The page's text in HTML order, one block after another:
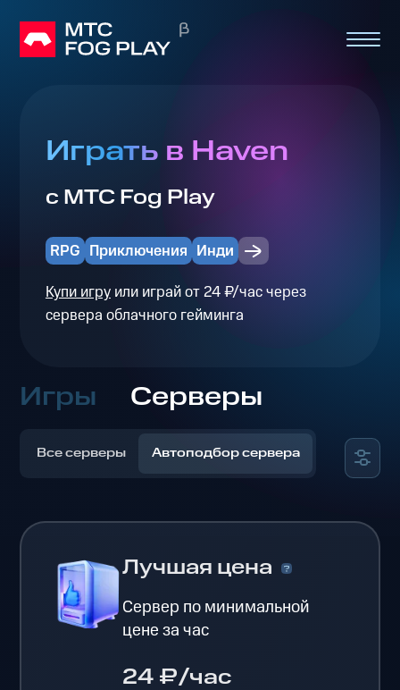
Играть в Haven
с МТС Fog Play
RPG Приключения Инди
Купи игруили играй от 24 ₽/час через
сервера облачного гейминга
Игры Серверы
Все серверы Автоподбор сервера
Лучшая цена
Сервер по минимальной
цене за час
24 ₽/час